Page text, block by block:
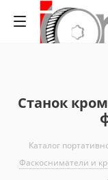
Станок
Каталог
Фаскосниматели и